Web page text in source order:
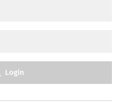
Login